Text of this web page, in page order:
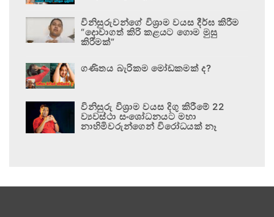
විනිසුරුවන්ගේ විශ්‍රාම වයස දීර්ඝ කිරීම
“දොවාගත් කිරි කළයට ගොම මුසු
කිරීමක්”
ගණිතය බැරිකම මෝඩකමක් ද?
විනිසුරු විශ්‍රාම වයස දිගු කිරීමේ 22
ව්‍යවස්ථා සංශෝධනයට මහා
නාහිමිවරුන්ගෙන් විරෝධයක් නෑ